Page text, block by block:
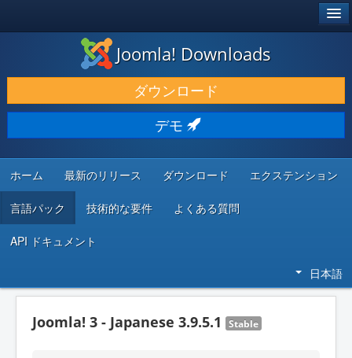
ダウンロードと機能拡張
発見と学び
コミュニティとサポート
開発者向けリソース
Joomla! Downloads
ダウンロード
デモ
ホーム 最新のリリース ダウンロード エクステンション
言語パック 技術的な要件 よくある質問
API ドキュメント
日本語
Joomla! 3 - Japanese 3.9.5.1 Stable